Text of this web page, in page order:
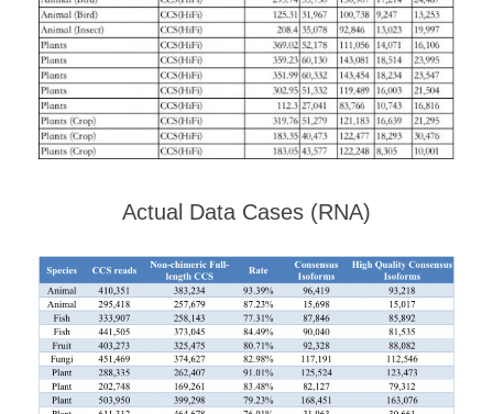
Actual Data Cases (RNA)